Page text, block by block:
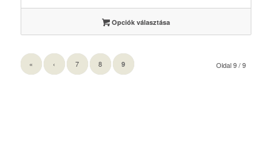
3500 Ft
Opciók választása
Oldal 9 / 9
« ‹ 7 8 9